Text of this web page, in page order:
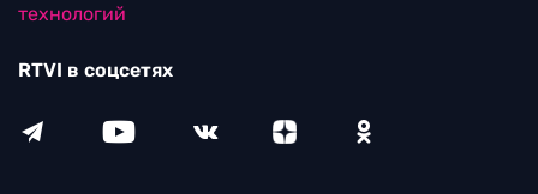
технологий
RTVI в соцсетях